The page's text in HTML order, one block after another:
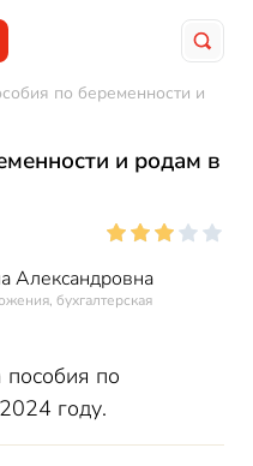
по беременности и
и родам в
Александровна
бухгалтерская
пособия по
году.